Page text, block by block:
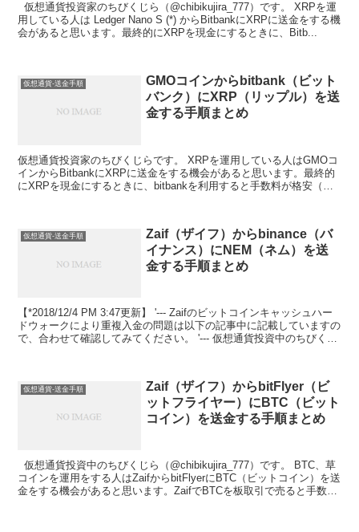
仮想通貨投資家のちびくじら（@chibikujira_777）です。 XRPを運
用している人は Ledger Nano S (*) からBitbankにXRPに送金をする機
会があると思います。最終的にXRPを現金にするときに、Bitb...
仮想通貨-送金手順
GMOコインからbitbank（ビット
バンク）にXRP（リップル）を送
金する手順まとめ
仮想通貨投資家のちびくじらです。 XRPを運用している人はGMOコ
インからBitbankにXRPに送金をする機会があると思います。最終的
にXRPを現金にするときに、bitbankを利用すると手数料が格安（ほ
仮想通貨-送金手順
Zaif（ザイフ）からbinance（バ
イナンス）にNEM（ネム）を送
金する手順まとめ
【*2018/12/4 PM 3:47更新】 '--- Zaifのビットコインキャッシュハー
ドウォークにより重複入金の問題は以下の記事中に記載していますの
で、合わせて確認してみてください。 '--- 仮想通貨投資中のちびくじ
仮想通貨-送金手順
Zaif（ザイフ）からbitFlyer（ビ
ットフライヤー）にBTC（ビット
コイン）を送金する手順まとめ
仮想通貨投資中のちびくじら（@chibikujira_777）です。 BTC、草
コインを運用をする人はZaifからbitFlyerにBTC（ビットコイン）を送
金をする機会があると思います。ZaifでBTCを板取引で売ると手数料